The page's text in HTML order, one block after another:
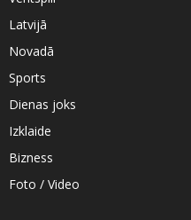
Latvijā
Novadā
Sports
Dienas joks
Izklaide
Bizness
Foto / Video